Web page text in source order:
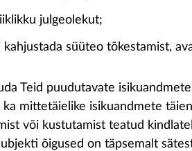
julgeolekut;
kahjustada süüteo tõkestamist,
Teid puudutavate
ka mittetäielike isikuandmete
või kustutamist teatud
õigused on täpsemalt